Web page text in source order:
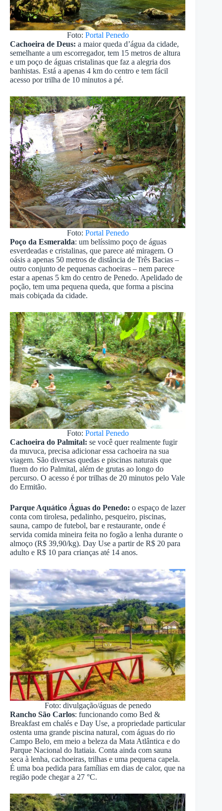
Foto: Portal Penedo
Cachoeira de Deus: a maior queda d’água da cidade,
semelhante a um escorregador, tem 15 metros de altura
e um poço de águas cristalinas que faz a alegria dos
banhistas. Está a apenas 4 km do centro e tem fácil
acesso por trilha de 10 minutos a pé.
Foto: Portal Penedo
Poço da Esmeralda: um belíssimo poço de águas
esverdeadas e cristalinas, que parece até miragem. O
oásis a apenas 50 metros de distância de Três Bacias –
outro conjunto de pequenas cachoeiras – nem parece
estar a apenas 5 km do centro de Penedo. Apelidado de
poção, tem uma pequena queda, que forma a piscina
mais cobiçada da cidade.
Foto: Portal Penedo
Cachoeira do Palmital: se você quer realmente fugir
da muvuca, precisa adicionar essa cachoeira na sua
viagem. São diversas quedas e piscinas naturais que
fluem do rio Palmital, além de grutas ao longo do
percurso. O acesso é por trilhas de 20 minutos pelo Vale
do Ermitão.
Parque Aquático Águas do Penedo: o espaço de lazer
conta com tirolesa, pedalinho, pesqueiro, piscinas,
sauna, campo de futebol, bar e restaurante, onde é
servida comida mineira feita no fogão a lenha durante o
almoço (R$ 39,90/kg). Day Use a partir de R$ 20 para
adulto e R$ 10 para crianças até 14 anos.
Foto: divulgação/águas de penedo
Rancho São Carlos: funcionando como Bed &
Breakfast em chalés e Day Use, a propriedade particular
ostenta uma grande piscina natural, com águas do rio
Campo Belo, em meio a beleza da Mata Atlântica e do
Parque Nacional do Itatiaia. Conta ainda com sauna
seca à lenha, cachoeiras, trilhas e uma pequena capela.
É uma boa pedida para famílias em dias de calor, que na
região pode chegar a 27 °C.